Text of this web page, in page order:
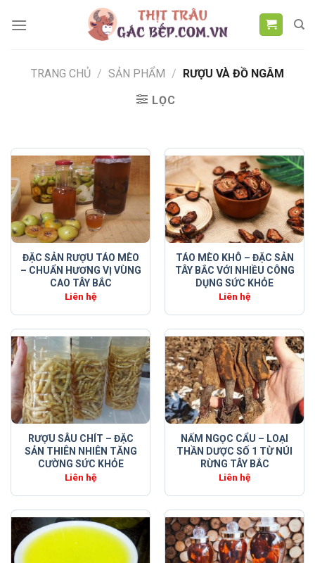
đến
TRANG CHỦ / SẢN PHẨM / RƯỢU VÀ ĐỒ NGÂM
LỌC
ĐẶC SẢN RƯỢU TÁO MÈO
– CHUẨN HƯƠNG VỊ VÙNG
CAO TÂY BẮC
Liên hệ
TÁO MÈO KHÔ – ĐẶC SẢN
TÂY BẮC VỚI NHIỀU CÔNG
DỤNG SỨC KHỎE
Liên hệ
RƯỢU SÂU CHÍT – ĐẶC
SẢN THIÊN NHIÊN TĂNG
CƯỜNG SỨC KHỎE
Liên hệ
NẤM NGỌC CẨU – LOẠI
THẦN DƯỢC SỐ 1 TỪ NÚI
RỪNG TÂY BẮC
Liên hệ